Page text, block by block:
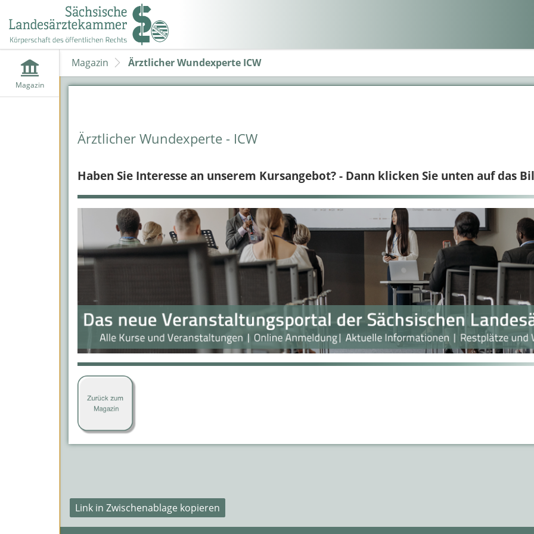
Magazin
Ärztlicher Wundexperte ICW
Magazin
Ärztlicher Wundexperte - ICW
Haben Sie Interesse an unserem Kursangebot? - Dann klicken Sie unten auf das
Link in Zwischenablage kopieren